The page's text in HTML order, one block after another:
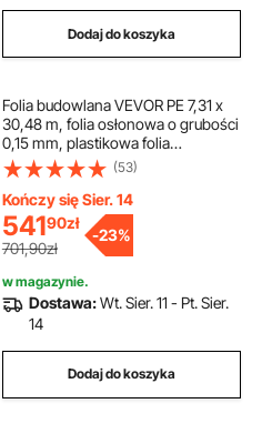
Dodaj do koszyka
Folia budowlana VEVOR PE 7,31 x
30,48 m, folia osłonowa o grubości
0,15 mm, plastikowa folia
osłonowa, plandeka malarska,
polietylenowa folia wylewkowa do
paroizolacji przestrzeni
podpodłogowej, wszechstronne
zastosowanie, folia ochronna,
czarna
(53)
Kończy się Sier. 14
54190zł
701,90zł
-23%
w magazynie.
Dostawa:Wt. Sier. 11 - Pt. Sier.
14
Dodaj do koszyka